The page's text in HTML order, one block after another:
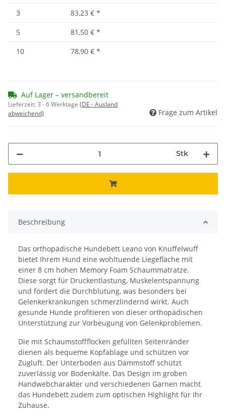
3
83,23 € *
5
81,50 € *
10
78,90 € *
Auf Lager – versandbereit
Lieferzeit:3 - 6 Werktage (DE - Ausland
abweichend)
Frage zum Artikel
Stk
Beschreibung
Das orthopädische Hundebett Leano von Knuffelwuff
bietet Ihrem Hund eine wohltuende Liegefläche mit
einer 8 cm hohen Memory Foam Schaummatratze.
Diese sorgt für Druckentlastung, Muskelentspannung
und fördert die Durchblutung, was besonders bei
Gelenkerkrankungen schmerzlindernd wirkt. Auch
gesunde Hunde profitieren von dieser orthopädischen
Unterstützung zur Vorbeugung von Gelenkproblemen.
Die mit Schaumstoffflocken gefüllten Seitenränder
dienen als bequeme Kopfablage und schützen vor
Zugluft. Der Unterboden aus Dämmstoff schützt
zuverlässig vor Bodenkälte. Das Design im groben
Handwebcharakter und verschiedenen Garnen macht
das Hundebett zudem zum optischen Highlight für Ihr
Zuhause.